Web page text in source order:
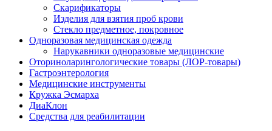
Скарификаторы
Изделия для взятия проб крови
Стекло предметное, покровное
Одноразовая медицинская одежда
Нарукавники одноразовые медицинские
Оториноларингологические товары (ЛОР-товары)
Гастроэнтерология
Медицинские инструменты
Кружка Эсмарха
ДиаКлон
Средства для реабилитации